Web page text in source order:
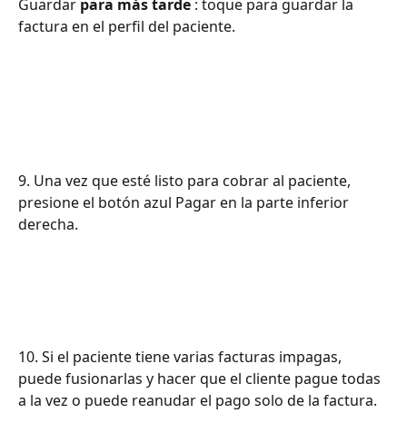
Guardar para más tarde : toque para guardar la
factura en el perfil del paciente.
9. Una vez que esté listo para cobrar al paciente,
presione el botón azul Pagar en la parte inferior
derecha.
10. Si el paciente tiene varias facturas impagas,
puede fusionarlas y hacer que el cliente pague todas
a la vez o puede reanudar el pago solo de la factura.